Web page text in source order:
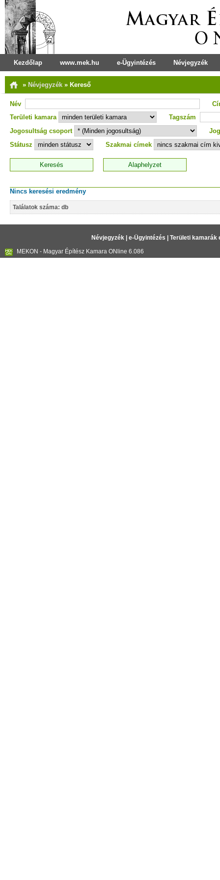
Kezdőlap www.mek.hu e-Ügyintézés Névjegyzék
» Névjegyzék » Kereső
Név
Területi kamara
Tagszám
Jogosultság csoport
Státusz
Szakmai címek
Nincs keresési eredmény
Találatok száma: db
Névjegyzék| e-Ügyintézés
Területi kamarák
MEKON - Magyar Építész Kamara ONline 6.086